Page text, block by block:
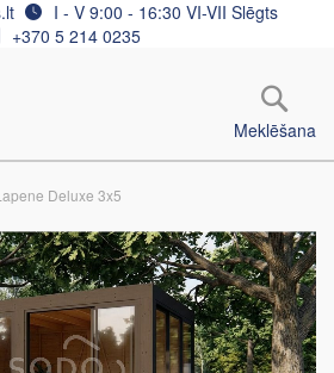
I - V 9:00 - 16:30 VI-VII Slēgts
+370 5 214 0235
Meklēšana
Deluxe 3x5